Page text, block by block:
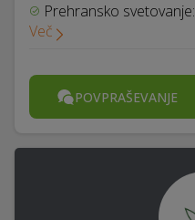
Prehransko svetovanje:
Več
POVPRAŠEVANJE